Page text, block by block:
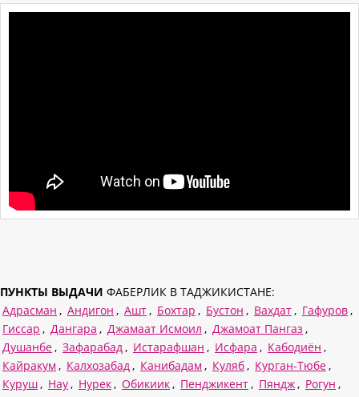
ПУНКТЫ ВЫДАЧИ ФАБЕРЛИК В ТАДЖИКИСТАНЕ:
Адрасман , Андигон , Ашт , Бохтар , Бустон , Вахдат , Гафуров ,
Гиссар , Дангара , Джамаат Исмоил , Джамоат Пангаз ,
Душанбе , Зафарабад , Истарафшан , Исфара , Кабодиён ,
Кайракум , Калхозабад , Канибадам , Куляб , Курган-Тюбе ,
Куруш , Нау , Нурек , Обикиик , Пенджикент , Пяндж , Рогун ,